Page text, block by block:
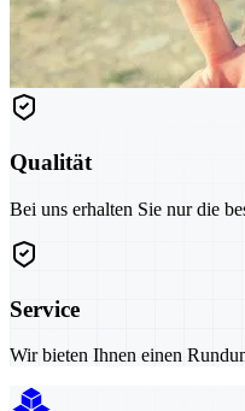
Qualität
Bei uns erhalten Sie nur die
Service
Wir bieten Ihnen einen